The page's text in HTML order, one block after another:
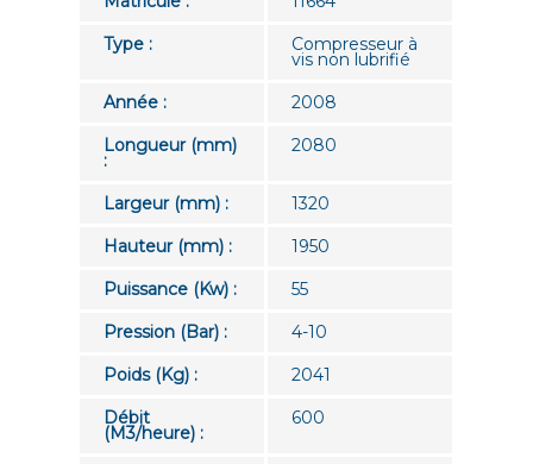
Type :
Compresseur à
vis non lubrifié
Année :
2008
Longueur (mm)
:
2080
Largeur (mm) :
1320
Hauteur (mm) :
1950
Puissance (Kw) :
55
Pression (Bar) :
4-10
Poids (Kg) :
2041
Débit
(M3/heure) :
600